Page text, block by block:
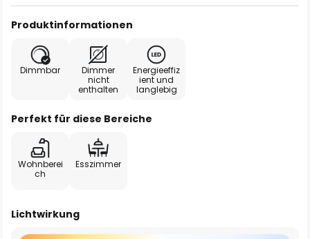
Produktinformationen
Dimmbar
Dimmer
nicht
enthalten
Energieeffiz
ient und
langlebig
Perfekt für diese Bereiche
Wohnberei
ch
Esszimmer
Lichtwirkung